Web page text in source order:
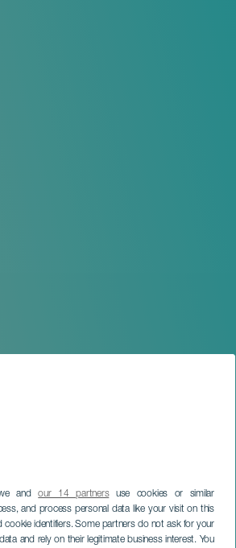
we andour 14 partnersuse cookies or similar
and process personal data like your visit on this
cookie identifiers. Some partners do not ask for your
and rely on their legitimate business interest. You
вечер и